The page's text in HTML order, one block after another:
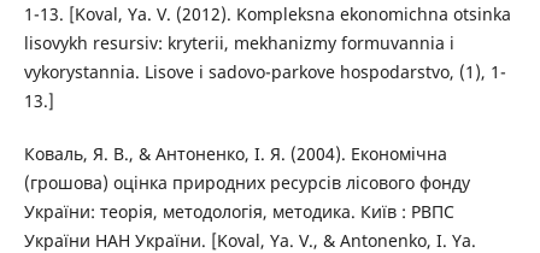
1-13. [Koval, Ya. V. (2012). Kompleksna ekonomichna otsinka
lisovykh resursiv: kryterii, mekhanizmy formuvannia i
vykorystannia. Lisove i sadovo-parkove hospodarstvo, (1), 1-
13.]
Коваль, Я. В., & Антоненко, І. Я. (2004). Економічна
(грошова) оцінка природних ресурсів лісового фонду
України: теорія, методологія, методика. Київ : РВПС
України НАН України. [Koval, Ya. V., & Antonenko, I. Ya.